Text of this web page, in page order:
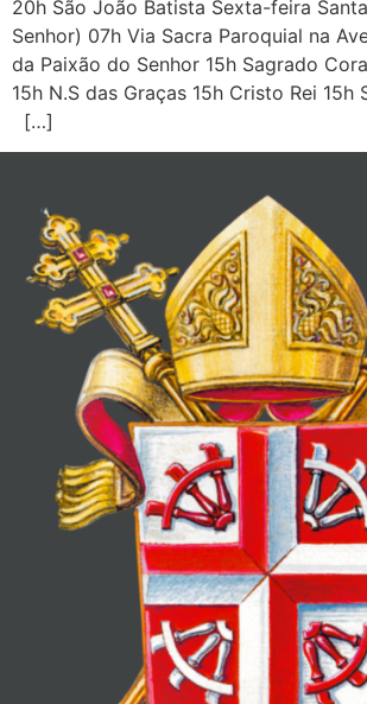
20h São João Batista Sexta-feira
Senhor) 07h Via Sacra Paroquial na
da Paixão do Senhor 15h Sagrado
15h N.S das Graças 15h Cristo Rei 15h
[…]